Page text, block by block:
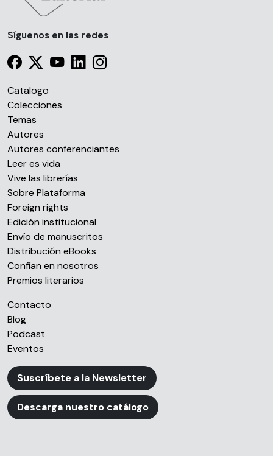
Síguenos en las redes
Catalogo
Colecciones
Temas
Autores
Autores conferenciantes
Leer es vida
Vive las librerías
Sobre Plataforma
Foreign rights
Edición institucional
Envío de manuscritos
Distribución eBooks
Confían en nosotros
Premios literarios
Contacto
Blog
Podcast
Eventos
Suscríbete a la Newsletter
Descarga nuestro catálogo